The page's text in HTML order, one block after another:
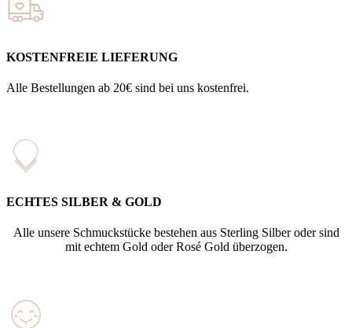
KOSTENFREIE LIEFERUNG
Alle Bestellungen ab 20€ sind bei uns kostenfrei.
ECHTES SILBER & GOLD
Alle unsere Schmuckstücke bestehen aus Sterling Silber oder sind
mit echtem Gold oder Rosé Gold überzogen.